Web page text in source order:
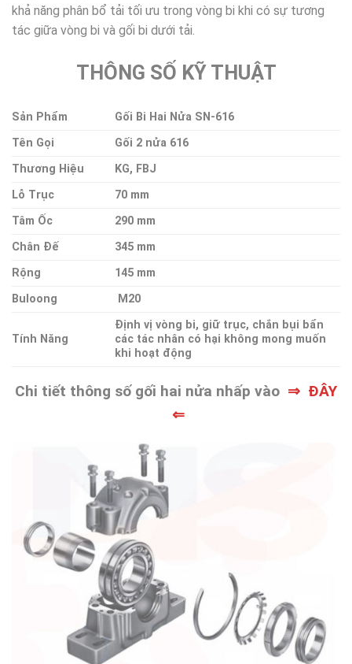
khả năng phân bổ tải tối ưu trong vòng bi khi có sự tương
tác giữa vòng bi và gối bi dưới tải.
THÔNG SỐ KỸ THUẬT
Sản Phẩm
Gối Bi Hai Nửa SN-616
Tên Gọi
Gối 2 nửa 616
Thương Hiệu
KG, FBJ
Lỗ Trục
70 mm
Tâm Ốc
290 mm
Chân Đế
345 mm
Rộng
145 mm
Buloong
M20
Tính Năng
Định vị vòng bi, giữ trục, chắn bụi bẩn
các tác nhân có hại không mong muốn
khi hoạt động
Chi tiết thông số gối hai nửa nhấp vào ⇒ ĐÂY
⇐